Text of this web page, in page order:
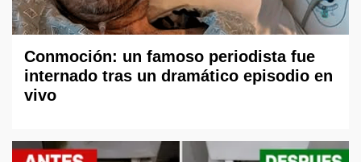
Conmoción: un famoso periodista fue
internado tras un dramático episodio en
vivo